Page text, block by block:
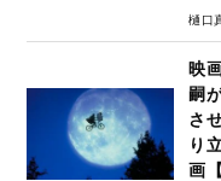
樋口
映
嗣
さ
り
画